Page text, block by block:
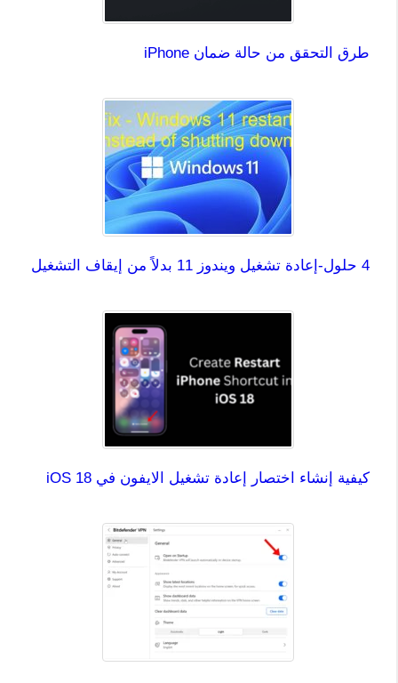
طرق التحقق من حالة ضمان iPhone
4 حلول-إعادة تشغيل ويندوز 11 بدلاً من إيقاف التشغيل
كيفية إنشاء اختصار إعادة تشغيل الايفون في iOS 18